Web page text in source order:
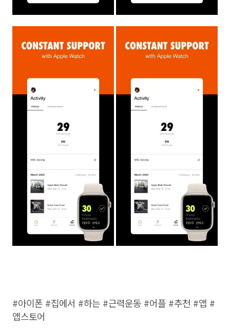
#아이폰 #집에서 #하는 #근력운동 #어플 #추천 #앱 #
앱스토어